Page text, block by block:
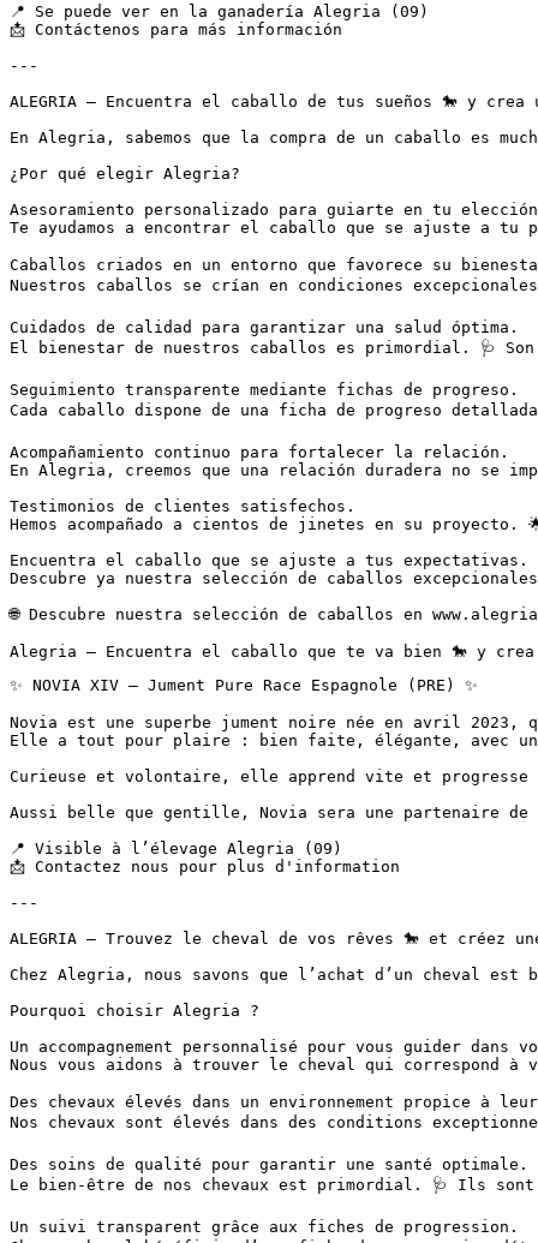
📍 Se puede ver en la ganadería Alegria (09)
📩 Contáctenos para más información
---
ALEGRIA – Encuentra el caballo de tus sueños 🐎 y
En Alegria, sabemos que la compra de un caballo es
¿Por qué elegir Alegria?
Asesoramiento personalizado para guiarte en tu
Te ayudamos a encontrar el caballo que se ajuste a
Caballos criados en un entorno que favorece su
Nuestros caballos se crían en condiciones
Cuidados de calidad para garantizar una salud óptima.
El bienestar de nuestros caballos es primordial. 🩺
Seguimiento transparente mediante fichas de progreso.
Cada caballo dispone de una ficha de progreso
Acompañamiento continuo para fortalecer la relación.
En Alegria, creemos que una relación duradera no se
Testimonios de clientes satisfechos.
Hemos acompañado a cientos de jinetes en su
Encuentra el caballo que se ajuste a tus
Descubre ya nuestra selección de caballos
🌐 Descubre nuestra selección de caballos en
Alegria – Encuentra el caballo que te va bien 🐎 y
✨ NOVIA XIV – Jument Pure Race Espagnole (PRE) ✨
Novia est une superbe jument noire née en avril 2023,
Elle a tout pour plaire : bien faite, élégante, avec
Curieuse et volontaire, elle apprend vite et progresse
Aussi belle que gentille, Novia sera une partenaire
📍 Visible à l’élevage Alegria (09)
📩 Contactez nous pour plus d'information
---
ALEGRIA – Trouvez le cheval de vos rêves 🐎 et
Chez Alegria, nous savons que l’achat d’un cheval
Pourquoi choisir Alegria ?
Un accompagnement personnalisé pour vous guider dans
Nous vous aidons à trouver le cheval qui correspond
Des chevaux élevés dans un environnement propice à
Nos chevaux sont élevés dans des conditions
Des soins de qualité pour garantir une santé optimale.
Le bien-être de nos chevaux est primordial. 🩺 Ils
Un suivi transparent grâce aux fiches de progression.